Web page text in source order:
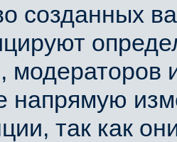
созданных
модераторов
напрямую
так как